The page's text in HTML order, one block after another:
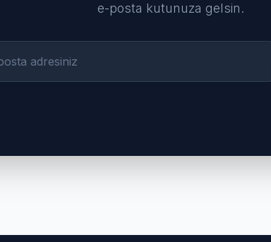
e-posta kutunuza gelsin.